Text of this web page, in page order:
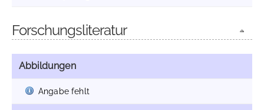
Forschungsliteratur
Abbildungen
Angabe fehlt